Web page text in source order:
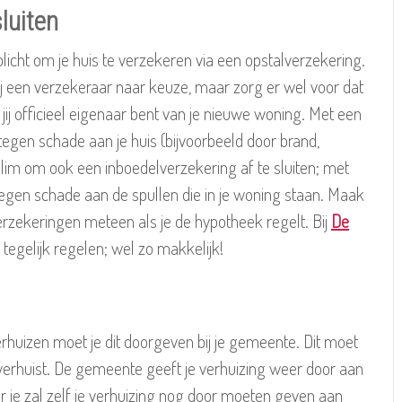
om je huis te verzekeren via een opstalverzekering.
verzekeraar naar keuze, maar zorg er wel voor dat
officieel eigenaar bent van je nieuwe woning. Met een
schade aan je huis (bijvoorbeeld door brand,
om ook een inboedelverzekering af te sluiten; met
schade aan de spullen die in je woning staan. Maak
meteen als je de hypotheek regelt. Bij De
regelen; wel zo makkelijk!
moet je dit doorgeven bij je gemeente. Dit moet
De gemeente geeft je verhuizing weer door aan
je zal zelf je verhuizing nog door moeten geven aan